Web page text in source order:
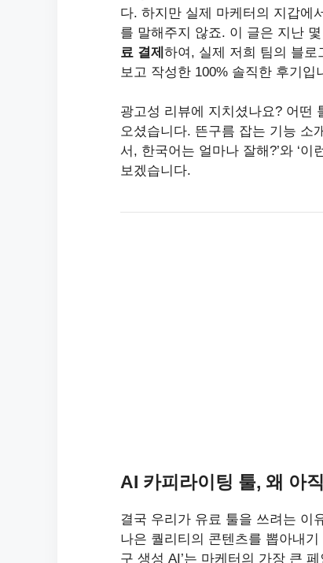
다. 하지만 실제 마케터의 지갑에
를 말해주지 않죠. 이 글은 지난
료 결제 하여, 실제 저희 팀의 블로
보고 작성한 100% 솔직한 후기입
광고성 리뷰에 지치셨나요? 어떤
오셨습니다. 뜬구름 잡는 기능 소
서, 한국어는 얼마나 잘해?’와 ‘
보겠습니다.
AI 카피라이팅 툴, 왜 아
결국 우리가 유료 툴을 쓰려는 이
나은 퀄리티의 콘텐츠를 뽑아내기
구 생성 AI’는 마케터의 가장 큰